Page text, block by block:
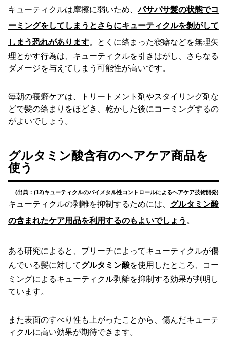
キューティクルは摩擦に弱いため、パサパサ髪の状態でコ
ーミングをしてしまうとさらにキューティクルを剝がして
しまう恐れがあります。とくに絡まった寝癖などを無理矢
理とかす行為は、キューティクルを引きはがし、さらなる
ダメージを与えてしまう可能性が高いです。
毎朝の寝癖ケアは、トリートメント剤やスタイリング剤な
どで髪の絡まりをほどき、乾かした後にコーミングするの
がよいでしょう。
グルタミン酸含有のヘアケア商品を
使う
(出典：(12)キューティクルのバイメタル性コントロールによるヘアケア技術開発)
キューティクルの剥離を抑制するためには、 グルタミン酸
の含まれたケア用品を利用するのもよいでしょう 。
ある研究によると、ブリーチによってキューティクルが傷
んでいる髪に対してグルタミン酸を使用したところ、コー
ミングによるキューティクル剥離を抑制する効果が判明し
ています。
また表面のすべり性も上がったことから、傷んだキューテ
ィクルに高い効果が期待できます。